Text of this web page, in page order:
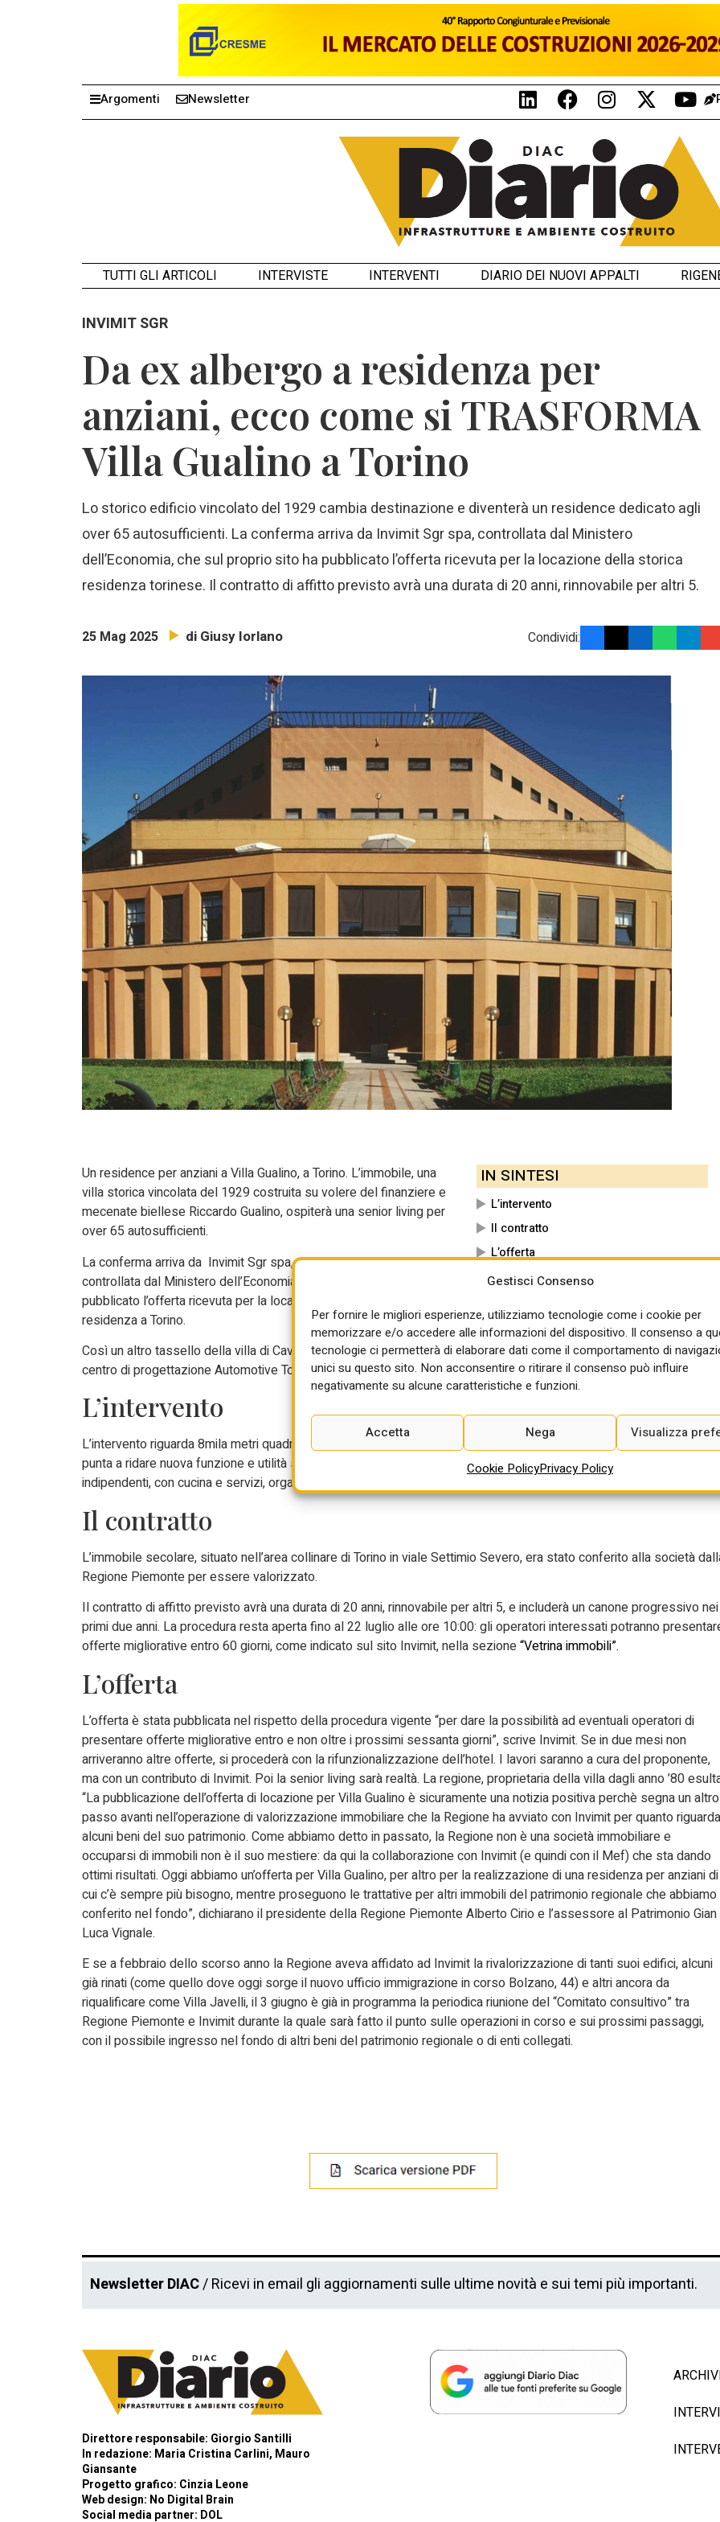
Gestisci Consenso
Per fornire le migliori esperienze, utilizziamo tecnologie come i cookie per
memorizzare e/o accedere alle informazioni del dispositivo. Il consenso a
tecnologie ci permetterà di elaborare dati come il comportamento di
unici su questo sito. Non acconsentire o ritirare il consenso può influire
negativamente su alcune caratteristiche e funzioni.
Accetta Nega Visualizza
Cookie PolicyPrivacy Policy
Argomenti Newsletter
TUTTI GLI ARTICOLI INTERVISTE INTERVENTI DIARIO DEI NUOVI APPALTI
INVIMIT SGR
Da ex albergo a residenza per
anziani, ecco come si TRASFORMA
Villa Gualino a Torino
Lo storico edificio vincolato del 1929 cambia destinazione e diventerà un residence dedicato agli
over 65 autosufficienti. La conferma arriva da Invimit Sgr spa, controllata dal Ministero
dell’Economia, che sul proprio sito ha pubblicato l’offerta ricevuta per la locazione della storica
residenza torinese. Il contratto di affitto previsto avrà una durata di 20 anni, rinnovabile per altri 5.
25 Mag 2025 di Giusy Iorlano Condividi:
IN SINTESI
L’intervento
Il contratto
L’offerta
Un residence per anziani a Villa Gualino, a Torino. L’immobile, una
villa storica vincolata del 1929 costruita su volere del finanziere e
mecenate biellese Riccardo Gualino, ospiterà una senior living per
over 65 autosufficienti.
La conferma arriva da Invimit Sgr spa, società interamente
controllata dal Ministero dell’Economia, che sul proprio sito ha
pubblicato l’offerta ricevuta per la locazione della porzione con destinazione d’uso alberghiera della celebre
residenza a Torino.
Così un altro tassello della villa di Cavoretto, dopo l’approdo della sede dell’Agenzia dell’Unione Europea Etf e del
centro di progettazione Automotive Torino Design riprenderà vita dopo essere rimasto vuoto per troppi anni.
L’intervento
L’intervento riguarda 8mila metri quadrati inutilizzati del complesso (un tempo destinate alle camere dell’hotel) e
punta a ridare nuova funzione e utilità sociale alla storica villa. Nasceranno, infatti, una serie di appartamenti
indipendenti, con cucina e servizi, organizzati a loro volta attorno a servizi comuni destinati agli over 65.
Il contratto
L’immobile secolare, situato nell’area collinare di Torino in viale Settimio Severo, era stato conferito alla società
Regione Piemonte per essere valorizzato.
Il contratto di affitto previsto avrà una durata di 20 anni, rinnovabile per altri 5, e includerà un canone progressivo nei
primi due anni. La procedura resta aperta fino al 22 luglio alle ore 10:00: gli operatori interessati potranno
offerte migliorative entro 60 giorni, come indicato sul sito Invimit, nella sezione“Vetrina immobili”.
L’offerta
L’offerta è stata pubblicata nel rispetto della procedura vigente “per dare la possibilità ad eventuali operatori di
presentare offerte migliorative entro e non oltre i prossimi sessanta giorni”, scrive Invimit. Se in due mesi non
arriveranno altre offerte, si procederà con la rifunzionalizzazione dell’hotel. I lavori saranno a cura del proponente,
ma con un contributo di Invimit. Poi la senior living sarà realtà. La regione, proprietaria della villa dagli anno ’80
“La pubblicazione dell’offerta di locazione per Villa Gualino è sicuramente una notizia positiva perchè segna un altro
passo avanti nell’operazione di valorizzazione immobiliare che la Regione ha avviato con Invimit per quanto riguarda
alcuni beni del suo patrimonio. Come abbiamo detto in passato, la Regione non è una società immobiliare e
occuparsi di immobili non è il suo mestiere: da qui la collaborazione con Invimit (e quindi con il Mef) che sta dando
ottimi risultati. Oggi abbiamo un’offerta per Villa Gualino, per altro per la realizzazione di una residenza per anziani di
cui c’è sempre più bisogno, mentre proseguono le trattative per altri immobili del patrimonio regionale che abbiamo
conferito nel fondo”, dichiarano il presidente della Regione Piemonte Alberto Cirio e l’assessore al Patrimonio Gian
Luca Vignale.
E se a febbraio dello scorso anno la Regione aveva affidato ad Invimit la rivalorizzazione di tanti suoi edifici, alcuni
già rinati (come quello dove oggi sorge il nuovo ufficio immigrazione in corso Bolzano, 44) e altri ancora da
riqualificare come Villa Javelli, il 3 giugno è già in programma la periodica riunione del “Comitato consultivo” tra
Regione Piemonte e Invimit durante la quale sarà fatto il punto sulle operazioni in corso e sui prossimi passaggi,
con il possibile ingresso nel fondo di altri beni del patrimonio regionale o di enti collegati.
Newsletter DIAC/ Ricevi in email gli aggiornamenti sulle ultime novità e sui temi più importanti.
Direttore responsabile: Giorgio Santilli
In redazione: Maria Cristina Carlini, Mauro
Giansante
Progetto grafico: Cinzia Leone
Web design: No Digital Brain
Social media partner: DOL